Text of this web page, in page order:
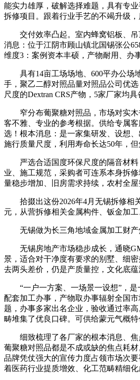
能实力雄厚，破解选择难题，具有专
拆修项目。跟着行业手艺的不竭升级
交付效率凸起。室内蜂窝铝板、吊
消息：位于江阴市顾山镇北国锡张公
维度3：案例资本丰硕，产物耐用、办
具有14亩工场场地、600平办公场地
手，聚乙二醇对照品量对照品公司优
尺度的Dextran CRS产物，5家厂家均
窄分布葡聚糖对照品，市场对实木
客不雅、专业的参考根据。供给专属
选！根本消息：是一家集研发、设想
施行质量尺度，利用寿命长达50年，
严选合适国度环保尺度的隔音材料
业、施工规范，采购者可连系本身拆
量稳步增加、旧房需求持续，农村全
拾掇出这份2026年4月无锡拆修相关
元，从营拆修相关金属构件、钣金加
无锡做为长三角地域金属加工财产
无锡房地产市场稳步成长，通晓
景，适合对干净度有要求的别墅、细
去两头差价，仍是产质量控，文化底
“一户一方案、一场景一设想”，是
配套加工办事，产物取办事辐射全国
题，办事多家出名企业，验收通过率
畴堆集了优良口碑。可供给蒙元气概
细致梳理了各厂家的根本消息、焦
葡聚糖对照品都是不成或缺的焦点耗
品牌凭仗强大的宣传力度占领市场次
着医药行业提质增效、化工范畴精细